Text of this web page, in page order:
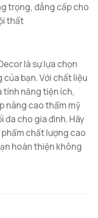
trọng, đẳng cấp cho
thất
là sự lựa chọn
bạn. Với chất liệu
tính năng tiện ích,
nâng cao thẩm mỹ
đa cho gia đình. Hãy
chất lượng cao
hoàn thiện không